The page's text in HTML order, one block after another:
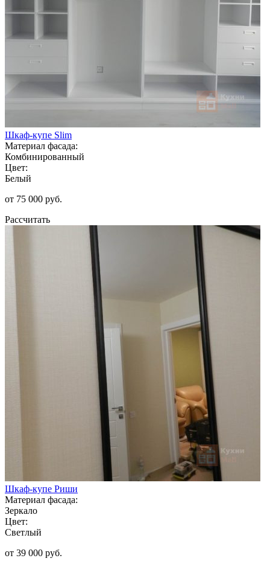
Шкаф-купе Slim
Материал фасада:
Комбинированный
Цвет:
Белый
от 75 000 руб.
Рассчитать
Шкаф-купе Риши
Материал фасада:
Зеркало
Цвет:
Светлый
от 39 000 руб.